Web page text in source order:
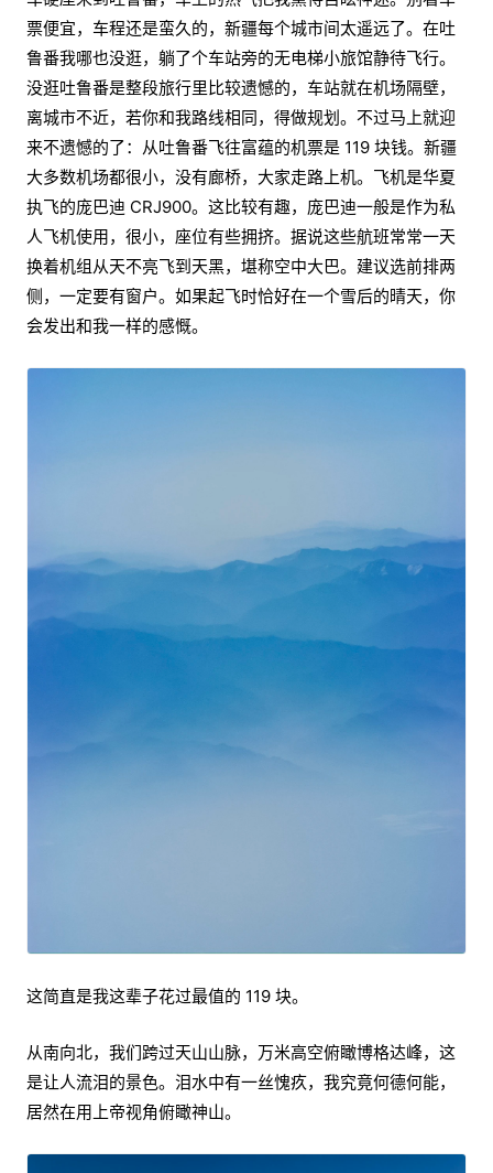
票便宜，车程还是蛮久的，新疆每个城市间太遥远了。在吐
鲁番我哪也没逛，躺了个车站旁的无电梯小旅馆静待飞行。
没逛吐鲁番是整段旅行里比较遗憾的，车站就在机场隔壁，
离城市不近，若你和我路线相同，得做规划。不过马上就迎
来不遗憾的了：从吐鲁番飞往富蕴的机票是 119 块钱。新疆
大多数机场都很小，没有廊桥，大家走路上机。飞机是华夏
执飞的庞巴迪 CRJ900。这比较有趣，庞巴迪一般是作为私
人飞机使用，很小，座位有些拥挤。据说这些航班常常一天
换着机组从天不亮飞到天黑，堪称空中大巴。建议选前排两
侧，一定要有窗户。如果起飞时恰好在一个雪后的晴天，你
会发出和我一样的感慨。
这简直是我这辈子花过最值的 119 块。
从南向北，我们跨过天山山脉，万米高空俯瞰博格达峰，这
是让人流泪的景色。泪水中有一丝愧疚，我究竟何德何能，
居然在用上帝视角俯瞰神山。